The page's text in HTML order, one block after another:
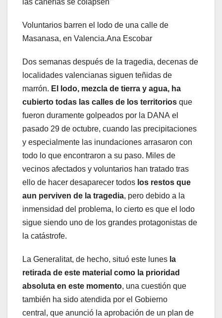
Voluntarios barren el lodo de una calle de
Masanasa, en Valencia.Ana Escobar
Dos semanas después de la tragedia, decenas de
localidades valencianas siguen teñidas de
marrón. El lodo, mezcla de tierra y agua, ha
cubierto todas las calles de los territorios que
fueron duramente golpeados por la DANA el
pasado 29 de octubre, cuando las precipitaciones
y especialmente las inundaciones arrasaron con
todo lo que encontraron a su paso. Miles de
vecinos afectados y voluntarios han tratado tras
ello de hacer desaparecer todos los restos que
aun perviven de la tragedia, pero debido a la
inmensidad del problema, lo cierto es que el lodo
sigue siendo uno de los grandes protagonistas de
la catástrofe.
La Generalitat, de hecho, situó este lunes la
retirada de este material como la prioridad
absoluta en este momento, una cuestión que
también ha sido atendida por el Gobierno
central, que anunció la aprobación de un plan de